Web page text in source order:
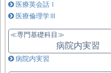
医療英会話Ⅰ
医療倫理学Ⅲ
≪専門基礎科目≫
病院内実習
病院内実習